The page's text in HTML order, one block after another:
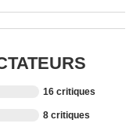
16 critiques
8 critiques